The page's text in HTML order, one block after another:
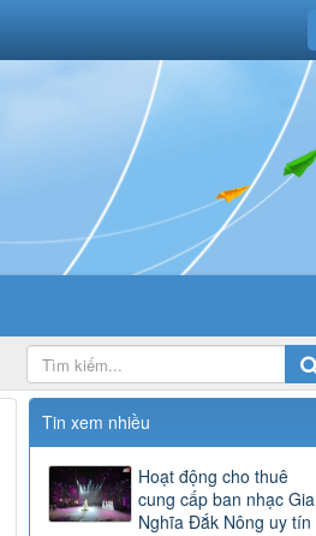
Tin xem nhiều
Hoạt động cho thuê
cung cấp ban nhạc Gia
Nghĩa Đắk Nông uy tín